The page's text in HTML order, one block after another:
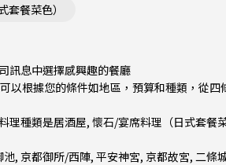
套餐菜色）
訊息中選擇感興趣的餐廳
以根據您的條件如地區，預算和種類，從
理種類是居酒屋, 懷石/宴席料理（日式套餐菜
池, 京都御所/西陣, 平安神宮, 京都故宮, 二條